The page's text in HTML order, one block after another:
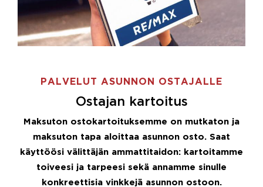
PALVELUT ASUNNON OSTAJALLE
Ostajan kartoitus
Maksuton ostokartoituksemme on mutkaton ja
maksuton tapa aloittaa asunnon osto. Saat
käyttöösi välittäjän ammattitaidon: kartoitamme
toiveesi ja tarpeesi sekä annamme sinulle
konkreettisia vinkkejä asunnon ostoon.